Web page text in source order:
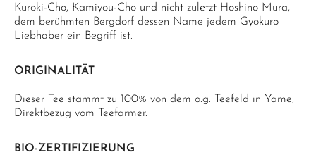
Kuroki-Cho, Kamiyou-Cho und nicht zuletzt Hoshino Mura,
dem berühmten Bergdorf dessen Name jedem Gyokuro
Liebhaber ein Begriff ist.
ORIGINALITÄT
Dieser Tee stammt zu 100% von dem o.g. Teefeld in Yame,
Direktbezug vom Teefarmer.
BIO-ZERTIFIZIERUNG